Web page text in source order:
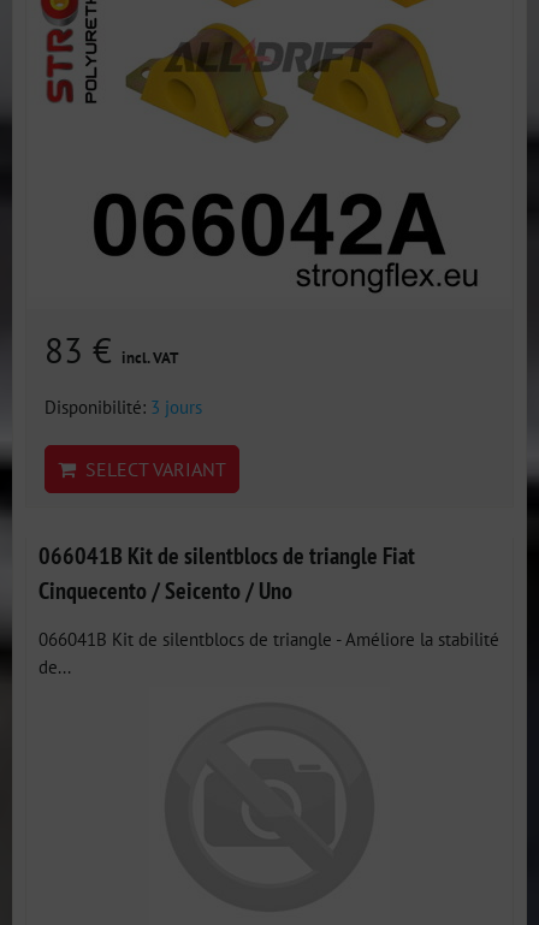
83 € incl. VAT
Disponibilité: 3 jours
SELECT VARIANT
066041B Kit de silentblocs de triangle Fiat
Cinquecento / Seicento / Uno
066041B Kit de silentblocs de triangle - Améliore la stabilité
de...